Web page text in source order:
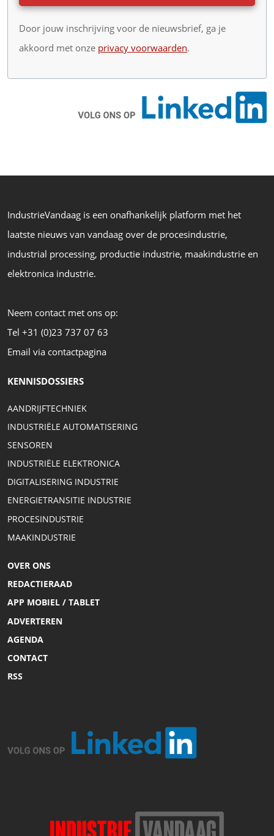
Door jouw inschrijving voor de nieuwsbrief, ga je
akkoord met onze privacy voorwaarden.
IndustrieVandaag is een onafhankelijk platform met het
laatste nieuws van vandaag over de procesindustrie,
industrial processing, productie industrie, maakindustrie en
elektronica industrie.
Neem contact met ons op:
Tel +31 (0)23 737 07 63
Email via contactpagina
KENNISDOSSIERS
AANDRIJFTECHNIEK
INDUSTRIËLE AUTOMATISERING
SENSOREN
INDUSTRIËLE ELEKTRONICA
DIGITALISERING INDUSTRIE
ENERGIETRANSITIE INDUSTRIE
PROCESINDUSTRIE
MAAKINDUSTRIE
OVER ONS
REDACTIERAAD
APP MOBIEL / TABLET
ADVERTEREN
AGENDA
CONTACT
RSS